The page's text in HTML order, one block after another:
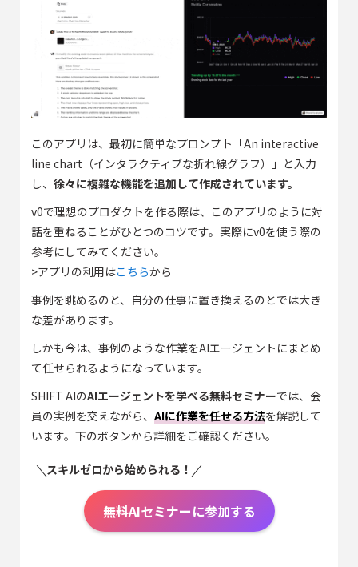
このアプリは、最初に簡単なプロンプト「An interactive
line chart（インタラクティブな折れ線グラフ）」と入力
し、 徐々に複雑な機能を追加して作成されています。
v0で理想のプロダクトを作る際は、このアプリのように対
話を重ねることがひとつのコツです。実際にv0を使う際の
参考にしてみてください。
>アプリの利用はこちらから
事例を眺めるのと、自分の仕事に置き換えるのとでは大き
な差があります。
しかも今は、事例のような作業をAIエージェントにまとめ
て任せられるようになっています。
SHIFT AIのAIエージェントを学べる無料セミナーでは、会
員の実例を交えながら、 AIに作業を任せる方法を解説して
います。下のボタンから詳細をご確認ください。
スキルゼロから始められる！
無料AIセミナーに参加する